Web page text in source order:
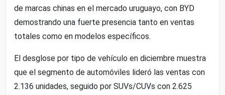
de marcas chinas en el mercado uruguayo, con BYD
demostrando una fuerte presencia tanto en ventas
totales como en modelos específicos.
El desglose por tipo de vehículo en diciembre muestra
que el segmento de automóviles lideró las ventas con
2.136 unidades, seguido por SUVs/CUVs con 2.625